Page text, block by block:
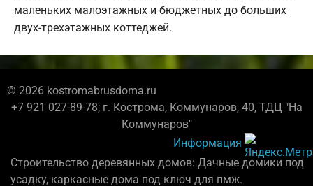
маленьких малоэтажных и бюджетных до больших
двух-трехэтажных коттеджей.
© 2026 kostromabrusdoma.ru
+7 921 027-89-78; г. Кострома, Коммунаров, 40, ТДЦ "На
Коммунаров"
Информация
Строительство деревянных домов: Дачные домики под
усадку, каркасные дома под ключ для пмж.